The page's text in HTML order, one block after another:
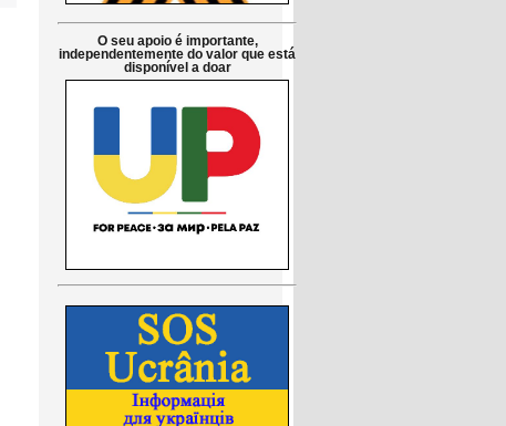
O seu apoio é importante,
independentemente do valor que está
disponível a doar